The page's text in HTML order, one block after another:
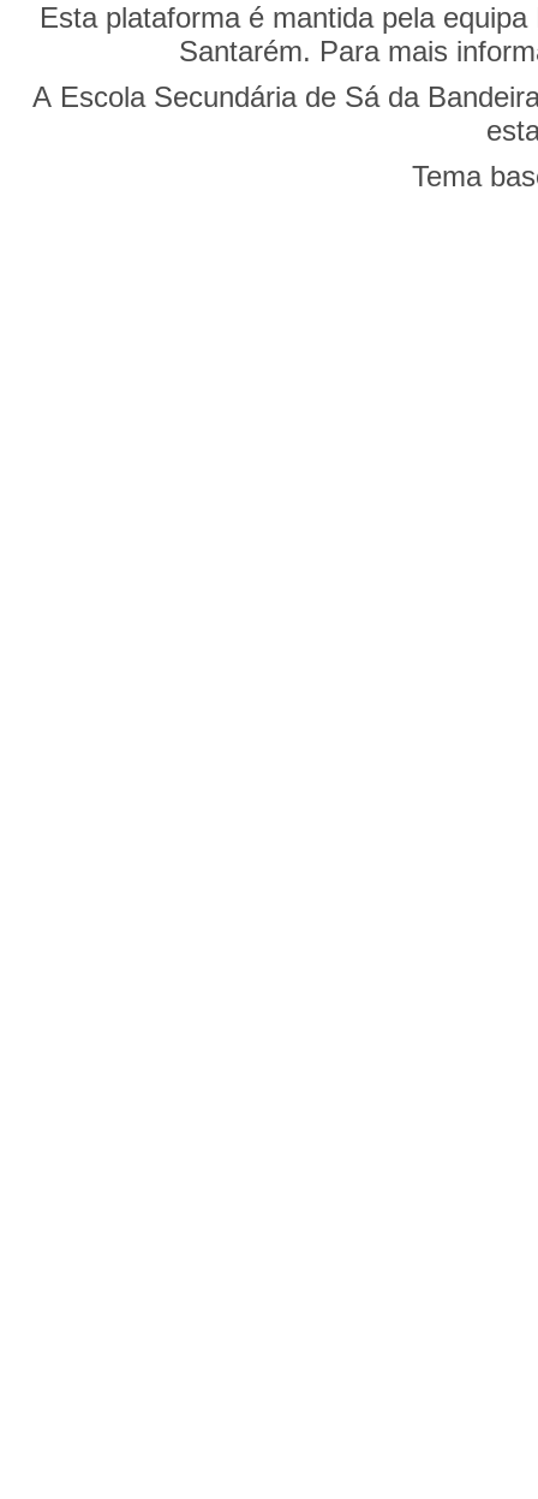
Esta plataforma é mantida pela
Santarém. Para
A Escola Secundária de Sá da
Tema